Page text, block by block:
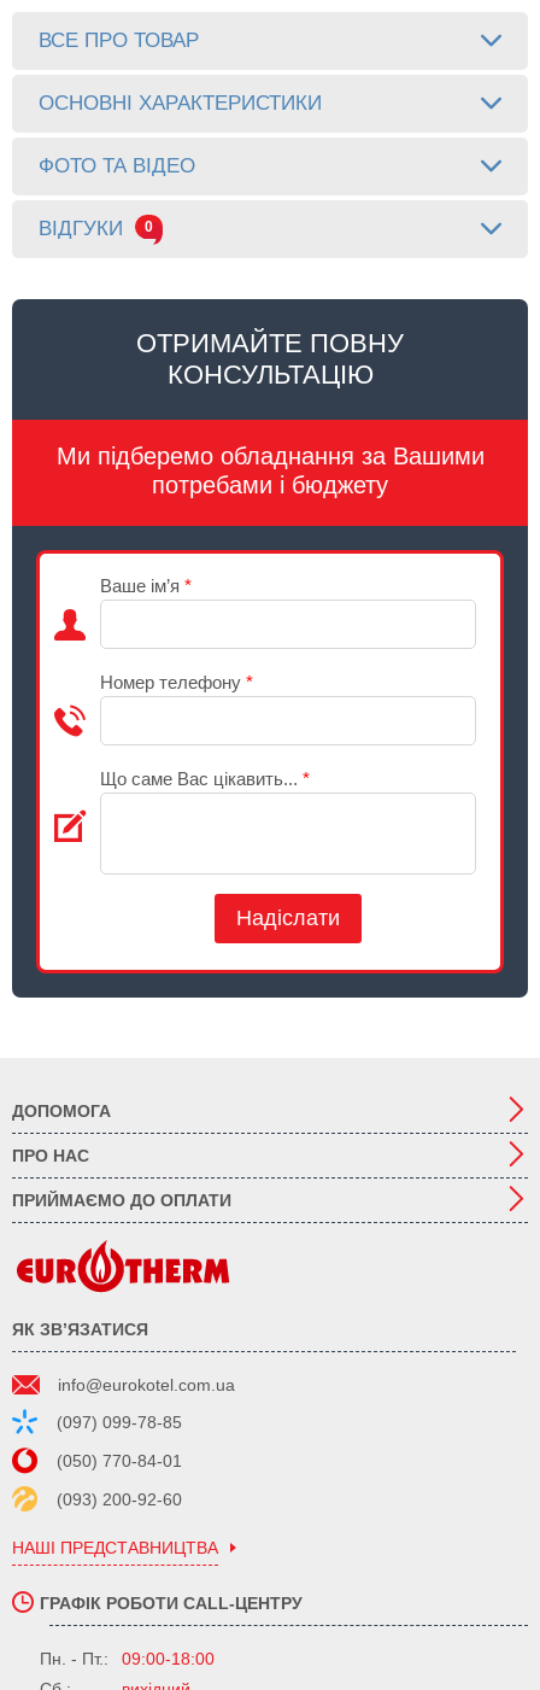
ВСЕ ПРО ТОВАР
ОСНОВНІ ХАРАКТЕРИСТИКИ
ФОТО ТА ВІДЕО
ВІДГУКИ 0
ОТРИМАЙТЕ ПОВНУ
КОНСУЛЬТАЦІЮ
Ми підберемо обладнання за Вашими
потребами і бюджету
Ваше ім’я *
Номер телефону *
Що саме Вас цікавить... *
Надіслати
ДОПОМОГА
ПРО НАС
ПРИЙМАЄМО ДО ОПЛАТИ
ЯК ЗВ’ЯЗАТИСЯ
info@eurokotel.com.ua
(097) 099-78-85
(050) 770-84-01
(093) 200-92-60
НАШІ ПРЕДСТАВНИЦТВА
ГРАФІК РОБОТИ CALL-ЦЕНТРУ
Пн. - Пт.:
09:00-18:00